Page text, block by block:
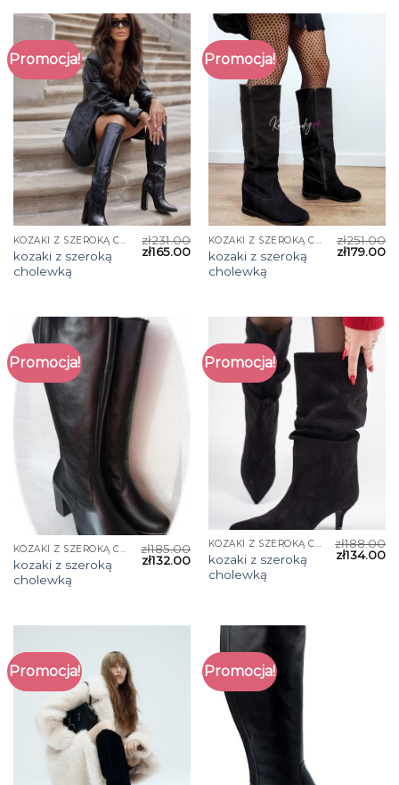
Promocja!
KOZAKI Z SZEROKĄ CHOLEWKĄ
kozaki z szeroką
cholewką
zł231.00
zł165.00
Promocja!
KOZAKI Z SZEROKĄ CHOLEWKĄ
kozaki z szeroką
cholewką
zł251.00
zł179.00
Promocja!
KOZAKI Z SZEROKĄ CHOLEWKĄ
kozaki z szeroką
cholewką
zł185.00
zł132.00
Promocja!
KOZAKI Z SZEROKĄ CHOLEWKĄ
kozaki z szeroką
cholewką
zł188.00
zł134.00
Promocja! Promocja!